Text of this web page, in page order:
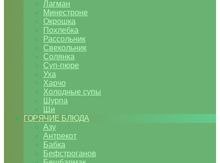
Лагман
Минестроне
Окрошка
Похлебка
Рассольник
Свекольник
Солянка
Суп-пюре
Уха
Харчо
Холодные супы
Шурпа
Щи
ГОРЯЧИЕ БЛЮДА
Азу
Антрекот
Бабка
Бефстроганов